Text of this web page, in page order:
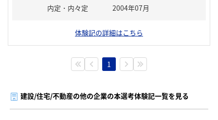
内定・内々定
2004年07月
体験記の詳細はこちら
1
建設/住宅/不動産の他の企業の本選考体験記一覧を見る